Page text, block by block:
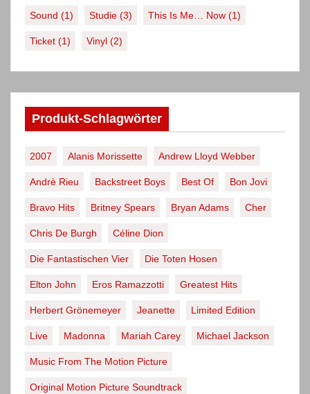
Sound (1) Studie (3) This Is Me… Now (1)
Ticket (1) Vinyl (2)
Produkt-Schlagwörter
2007 Alanis Morissette Andrew Lloyd Webber
Andrè Rieu Backstreet Boys Best Of Bon Jovi
Bravo Hits Britney Spears Bryan Adams Cher
Chris De Burgh Céline Dion
Die Fantastischen Vier Die Toten Hosen
Elton John Eros Ramazzotti Greatest Hits
Herbert Grönemeyer Jeanette Limited Edition
Live Madonna Mariah Carey Michael Jackson
Music From The Motion Picture
Original Motion Picture Soundtrack